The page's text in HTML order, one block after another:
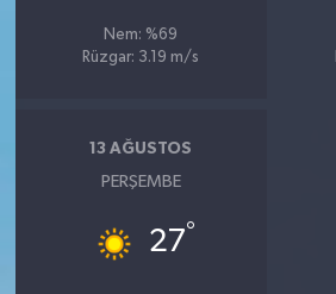
Nem: %69
Rüzgar: 3.19 m/s
13 AĞUSTOS
PERŞEMBE
27°